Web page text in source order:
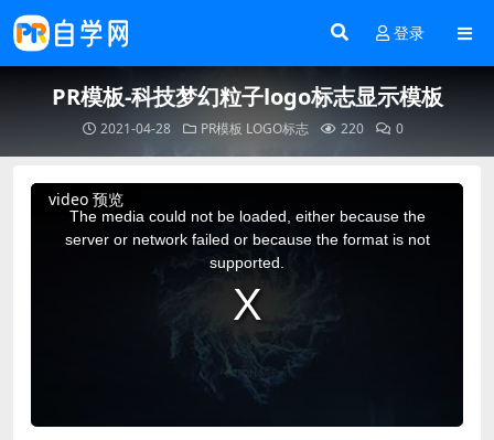
登录
PR模板-科技梦幻粒子logo标志显示模板
2021-04-28 PR模板 LOGO标志 220 0
video 预览
This
The media could not be loaded, either because the
server or network failed or because the format is not
supported.